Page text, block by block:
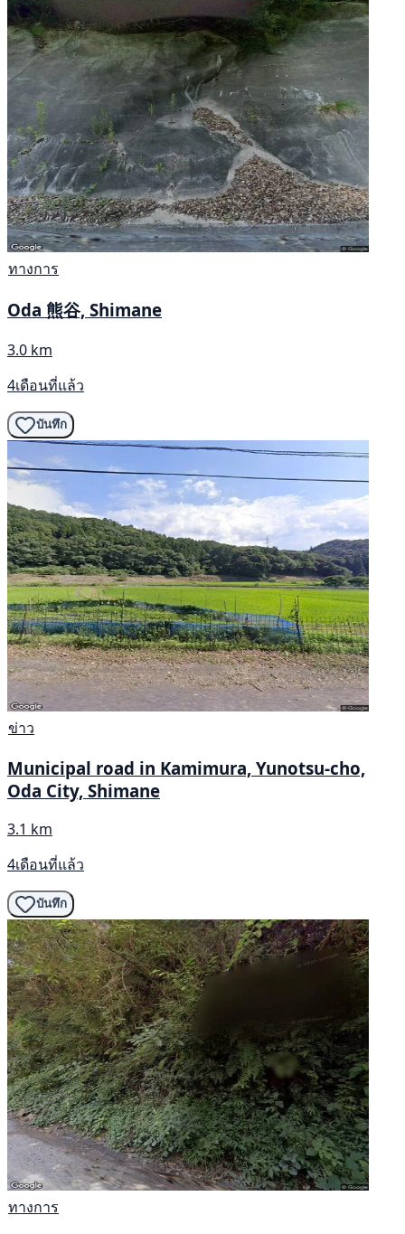
ทางการ
Oda 熊谷, Shimane
3.0 km
4เดือนที่แล้ว
บันทึก
ข่าว
Municipal road in Kamimura, Yunotsu-cho,
Oda City, Shimane
3.1 km
4เดือนที่แล้ว
บันทึก
ทางการ